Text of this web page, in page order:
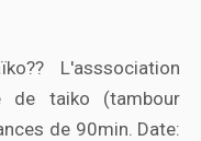
L'asssociation
de taiko (tambour
de 90min. Date: